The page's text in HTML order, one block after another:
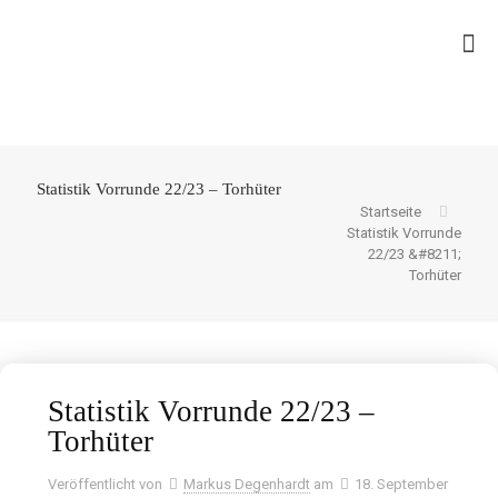
Statistik Vorrunde 22/23 – Torhüter
Startseite
Statistik Vorrunde
22/23 &#8211;
Torhüter
Statistik Vorrunde 22/23 –
Torhüter
Veröffentlicht von Markus Degenhardt am
18. September